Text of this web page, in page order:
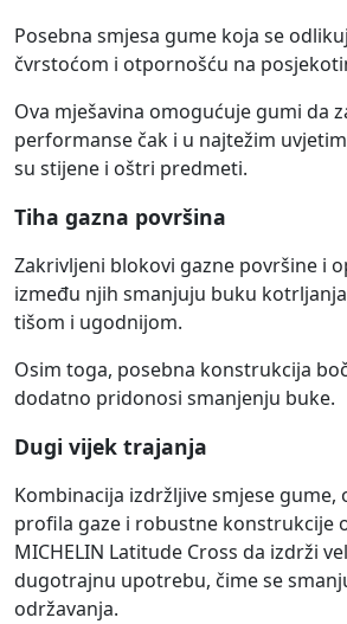
Posebna smjesa gume koja se
čvrstoćom i otpornošću na
Ova mješavina omogućuje gumi da
performanse čak i u najtežim
su stijene i oštri predmeti.
Tiha gazna površina
Zakrivljeni blokovi gazne površine i
između njih smanjuju buku
tišom i ugodnijom.
Osim toga, posebna konstrukcija
dodatno pridonosi smanjenju buke.
Dugi vijek trajanja
Kombinacija izdržljive smjese
profila gaze i robustne konstrukcije
MICHELIN Latitude Cross da izdrži
dugotrajnu upotrebu, čime se
održavanja.